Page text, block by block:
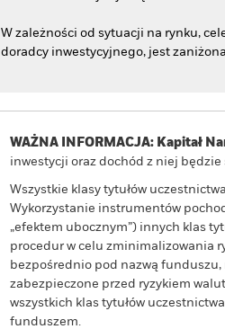
W zależności od sytuacji na rynku,
doradcy inwestycyjnego, jest
WAŻNA INFORMACJA: Kapitał
inwestycji oraz dochód z niej
Wszystkie klasy tytułów
Wykorzystanie instrumentów
„efektem ubocznym”) innych klas
procedur w celu zminimalizowania
bezpośrednio pod nazwą funduszu,
zabezpieczone przed ryzykiem
wszystkich klas tytułów
funduszem.